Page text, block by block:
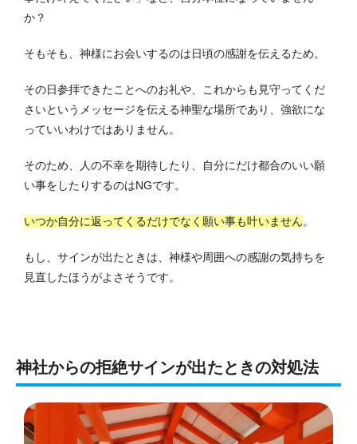
か？
そもそも、神様にお会いするのは日頃の感謝を伝えるため。
その日参拝できたことへのお礼や、これからも見守ってくだ
さいというメッセージを伝える神聖な場所であり、強欲にな
っていいわけではありません。
そのため、人の不幸を期待したり、自分にだけ都合のいい願
い事をしたりするのはNGです。
いつか自分に返ってくるだけでなく願い事も叶いません。
もし、サインが出たときは、神様や周囲への感謝の気持ちを
見直したほうがよさそうです。
神社からの拒絶サインが出たときの対処法